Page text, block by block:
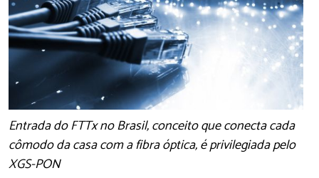
Entrada do FTTx no Brasil, conceito que conecta cada
cômodo da casa com a fibra óptica, é privilegiada pelo
XGS-PON